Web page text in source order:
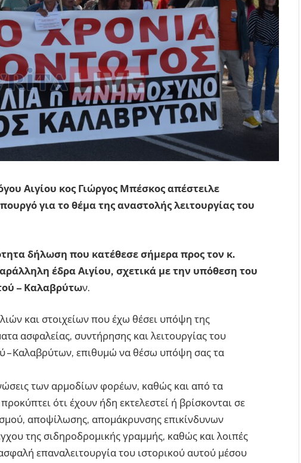
Αιγίου κος Γιώργος Μπέσκος απέστειλε
για το θέμα της αναστολής λειτουργίας του
δήλωση που κατέθεσε σήμερα προς τον κ.
έδρα Αιγίου, σχετικά με την υπόθεση του
– Καλαβρύτων.
και στοιχείων που έχω θέσει υπόψη της
ασφαλείας, συντήρησης και λειτουργίας του
– Καλαβρύτων, επιθυμώ να θέσω υπόψη σας τα
των αρμοδίων φορέων, καθώς και από τα
ότι έχουν ήδη εκτελεστεί ή βρίσκονται σε
αποψίλωσης, απομάκρυνσης επικίνδυνων
της σιδηροδρομικής γραμμής, καθώς και λοιπές
επαναλειτουργία του ιστορικού αυτού μέσου